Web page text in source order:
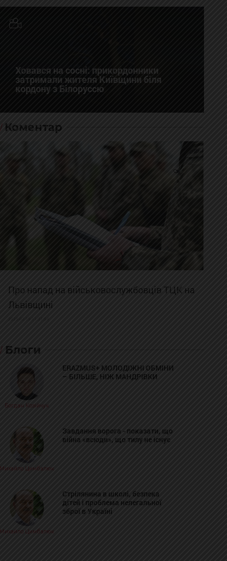
Ховався на сосні: прикордонники
затримали жителя Київщини біля
кордону з Білоруссю
Коментар
Про напад на військовослужбовців ТЦК на
Львівщині
Блоги
Богдан Козійчук
ERAZMUS+ МОЛОДІЖНІ ОБМІНИ
– БІЛЬШЕ, НІЖ МАНДРІВКИ
Михайло Цимбалюк
Завдання ворога - показати, що
війна «всюди», що тилу не існує
Михайло Цимбалюк
Стрілянина в школі, безпека
дітей і проблема нелегальної
зброї в Україні